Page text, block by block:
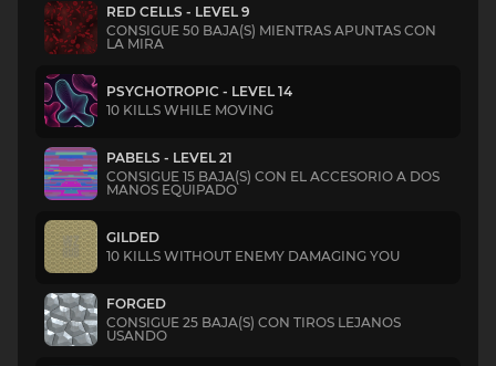
RED CELLS - LEVEL 9
CONSIGUE 50 BAJA(S) MIENTRAS APUNTAS CON
LA MIRA
PSYCHOTROPIC - LEVEL 14
10 KILLS WHILE MOVING
PABELS - LEVEL 21
CONSIGUE 15 BAJA(S) CON EL ACCESORIO A DOS
MANOS EQUIPADO
GILDED
10 KILLS WITHOUT ENEMY DAMAGING YOU
FORGED
CONSIGUE 25 BAJA(S) CON TIROS LEJANOS
USANDO